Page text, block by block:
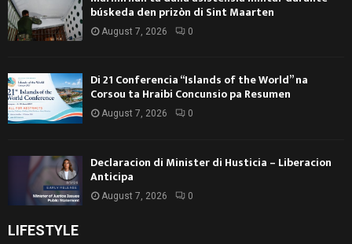
búskeda den prizòn di Sint Maarten
August 7, 2026 0
Di 21 Conferencia “Islands of the World” na
Corsou ta Hraibi Concunsio pa Resumen
August 7, 2026 0
Declaracion di Minister di Husticia – Liberacion
Anticipa
August 7, 2026 0
LIFESTYLE